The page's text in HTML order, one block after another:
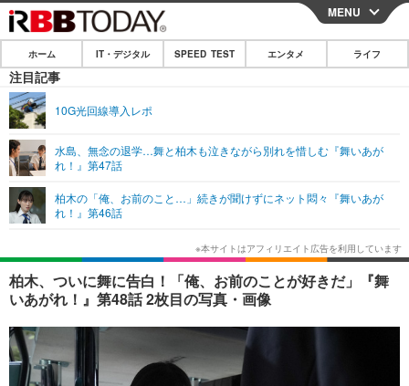
CLOSE
ホーム
IT・デジタル
ネタ
ショッピング その他
SPEED TEST
エンタメ
エンタメTOP
韓国・芸能
音楽 スポーツ
ショッピング
ライフ
ライフTOP グルメ
ペット ショッピング
その他
リリース一覧
プッシュ通知の停止方法
MENU
ホーム IT・デジタル SPEED TEST エンタメ ライフ
注目記事
10G光回線導入レポ
水島、無念の退学…舞と柏木も泣きながら別れを惜しむ『舞いあが
れ！』第47話
柏木の「俺、お前のこと…」続きが聞けずにネット悶々『舞いあが
れ！』第46話
柏木、ついに舞に告白！「俺、お前のことが好きだ」『舞
いあがれ！』第48話 2枚目の写真・画像